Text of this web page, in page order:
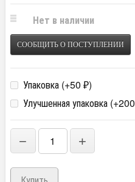
Нет в наличии
СООБЩИТЬ О ПОСТУПЛЕНИИ
Упаковка (+50 ₽)
Улучшенная упаковка (+200
− +